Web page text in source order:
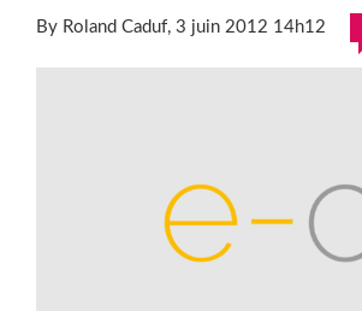
By Roland Caduf, 3 juin 2012 14h12